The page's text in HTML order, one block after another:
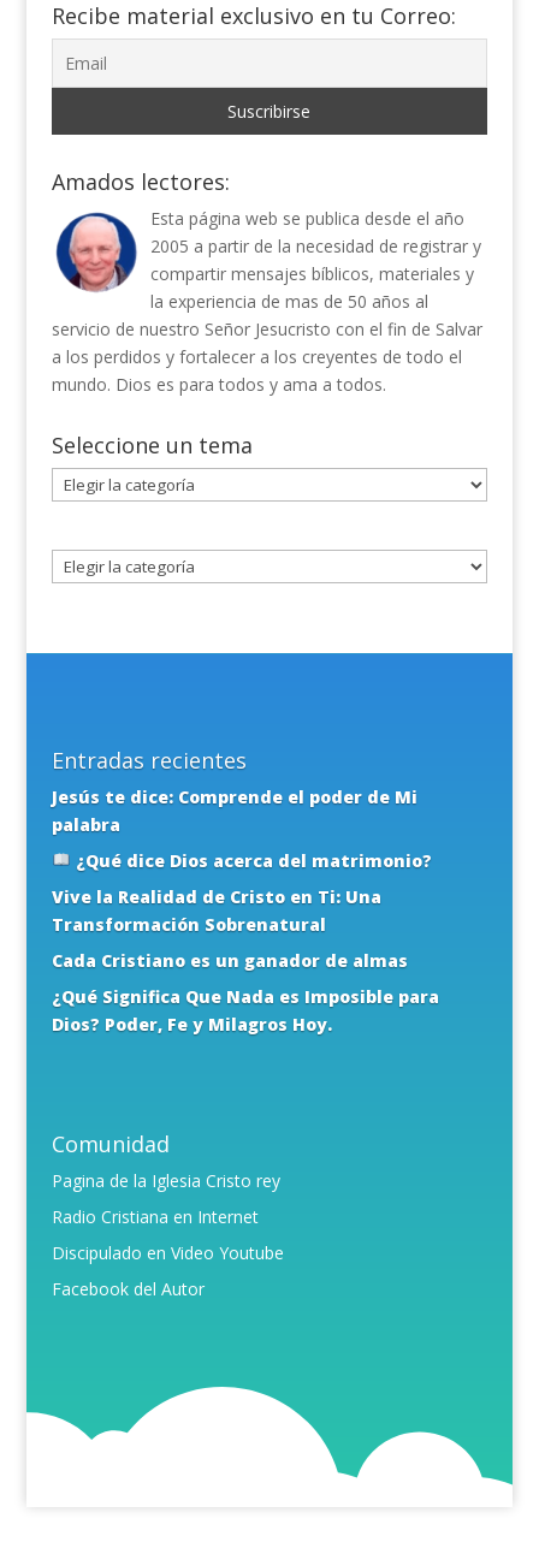
Recibe material exclusivo en tu Correo:
Amados lectores:
Esta página web se publica desde el año
2005 a partir de la necesidad de registrar y
compartir mensajes bíblicos, materiales y
la experiencia de mas de 50 años al
servicio de nuestro Señor Jesucristo con el fin de Salvar
a los perdidos y fortalecer a los creyentes de todo el
mundo. Dios es para todos y ama a todos.
Seleccione un tema
Seleccione
un
Entradas recientes
Jesús te dice: Comprende el poder de Mi
palabra
¿Qué dice Dios acerca del matrimonio?
Vive la Realidad de Cristo en Ti: Una
Transformación Sobrenatural
Cada Cristiano es un ganador de almas
¿Qué Significa Que Nada es Imposible para
Dios? Poder, Fe y Milagros Hoy.
Comunidad
Pagina de la Iglesia Cristo rey
Radio Cristiana en Internet
Discipulado en Video Youtube
Facebook del Autor